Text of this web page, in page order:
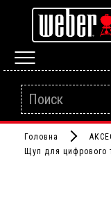
Головна
Щуп для цифрового